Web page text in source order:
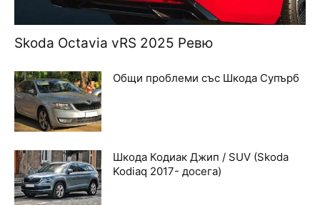
Skoda Octavia vRS 2025 Ревю
Общи проблеми със Шкода Супърб
Шкода Кодиак Джип / SUV (Skoda
Kodiaq 2017- досега)